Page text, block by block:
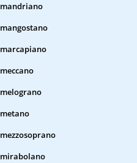
mandriano
mangostano
marcapiano
meccano
melograno
metano
mezzosoprano
mirabolano